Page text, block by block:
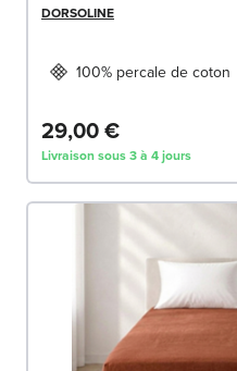
DORSOLINE
100% percale de coton
29,00 €
Livraison sous 3 à 4 jours